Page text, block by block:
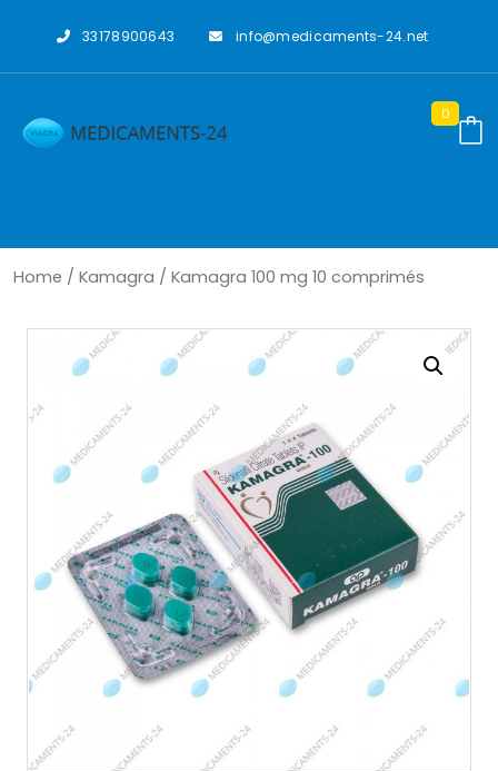
33178900643 info@medicaments-24.net
0
Home / Kamagra / Kamagra 100 mg 10 comprimés